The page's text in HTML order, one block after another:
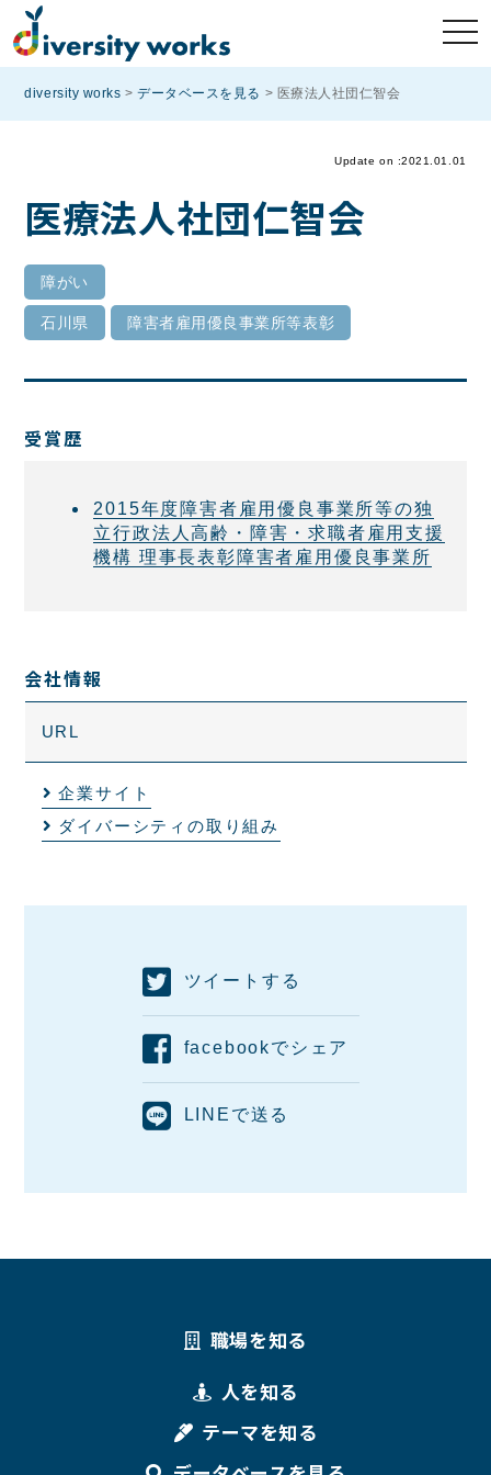
diversity works >データベースを見る > 医療法人社団仁智会
Update on :2021.01.01
医療法人社団仁智会
障がい
石川県 障害者雇用優良事業所等表彰
受賞歴
2015年度障害者雇用優良事業所等の独
立行政法人高齢・障害・求職者雇用支援
機構 理事長表彰障害者雇用優良事業所
会社情報
URL
企業サイト
ダイバーシティの取り組み
ツイートする
facebookでシェア
LINEで送る
職場を知る
人を知る
テーマを知る